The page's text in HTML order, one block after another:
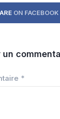
ON FACEBOOK
un
*